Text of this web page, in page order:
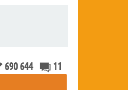
690 644 11